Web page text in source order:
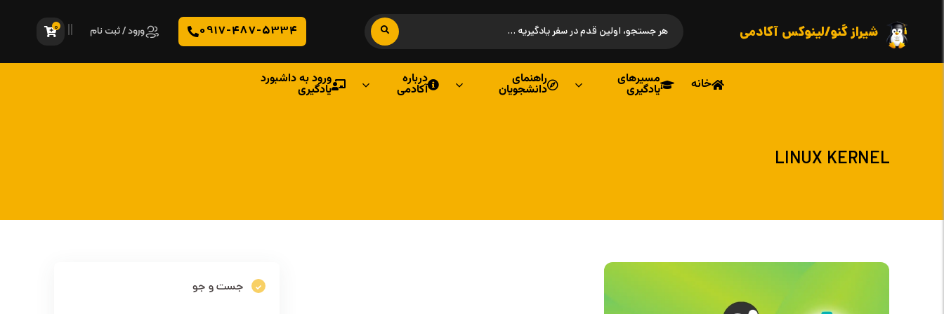
شیراز گنو/لینوکس آکادمی 0917-487-5334 ورود / ثبت نام 0
خانه مسیرهای
یادگیری
راهنمای
دانشجویان
درباره
آکادمی
ورود به داشبورد
یادگیری
LINUX KERNEL
جست و جو